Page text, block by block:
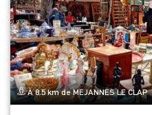
À 8.5 km de MEJANNES LE CLAP